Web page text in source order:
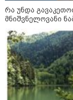
რა უნდა
მნიშვნელოვანი